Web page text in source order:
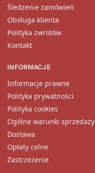
Śledzenie zamówień
Obsługa klienta
Polityka zwrotów
Kontakt
INFORMACJE
Informacje prawne
Polityka prywatności
Polityka cookies
Ogólne warunki sprzedaży
Dostawa
Opłaty celne
Zastrzeżenie